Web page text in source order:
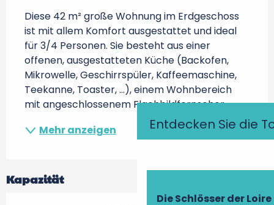
Entdecken Sie die
Die Schlösser der Loire
Diese 42 m² große Wohnung im Erdgeschoss
ist mit allem Komfort ausgestattet und ideal
für 3/4 Personen. Sie besteht aus einer
offenen, ausgestatteten Küche (Backofen,
Mikrowelle, Geschirrspüler, Kaffeemaschine,
Teekanne, Toaster, ...), einem Wohnbereich
mit angeschlossenem Flachbildfernseher,...
Mehr anzeigen
Kapazität